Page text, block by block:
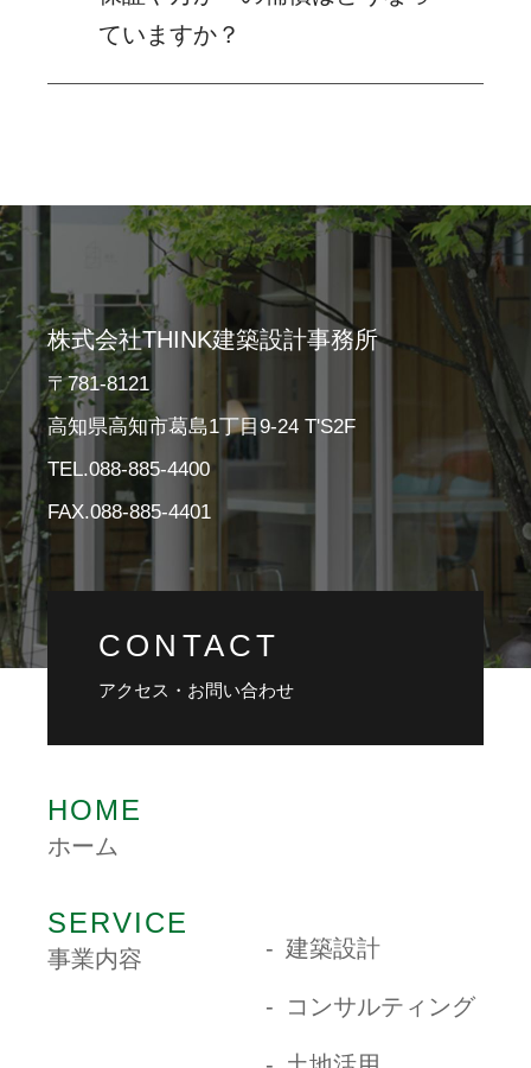
ていますか？
株式会社THINK建築設計事務所
〒781-8121
高知県高知市葛島1丁目9-24 T'S2F
TEL.088-885-4400
FAX.088-885-4401
CONTACT
アクセス・お問い合わせ
HOME
ホーム
SERVICE
事業内容 建築設計
コンサルティング